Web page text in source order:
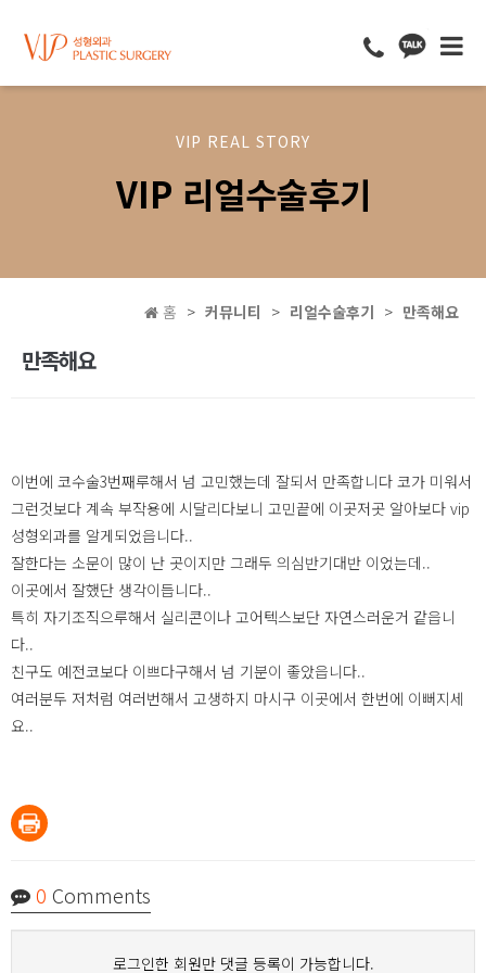
VIP REAL STORY
VIP 리얼수술후기
홈 커뮤니티 리얼수술후기 만족해요
만족해요
이번에 코수술3번째루해서 넘 고민했는데 잘되서 만족합니다 코가 미워서
그런것보다 계속 부작용에 시달리다보니 고민끝에 이곳저곳 알아보다 vip
성형외과를 알게되었읍니다..
잘한다는 소문이 많이 난 곳이지만 그래두 의심반기대반 이었는데..
이곳에서 잘했단 생각이듭니다..
특히 자기조직으루해서 실리콘이나 고어텍스보단 자연스러운거 같읍니
다..
친구도 예전코보다 이쁘다구해서 넘 기분이 좋았읍니다..
여러분두 저처럼 여러번해서 고생하지 마시구 이곳에서 한번에 이뻐지세
요..
0 Comments
로그인한 회원만 댓글 등록이 가능합니다.